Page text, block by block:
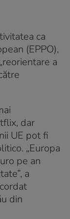
ca
(EPPO),
a
dar
UE pot fi
„Europa
pe an
a
din